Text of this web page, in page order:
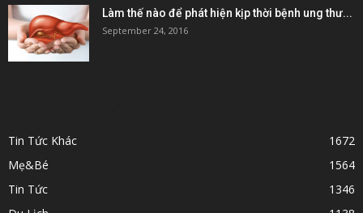
Làm thế nào để phát hiện kịp thời bệnh ung thư...
September 24, 2016
Tin Tức Khác
1672
Mẹ&Bé
1564
Tin Tức
1346